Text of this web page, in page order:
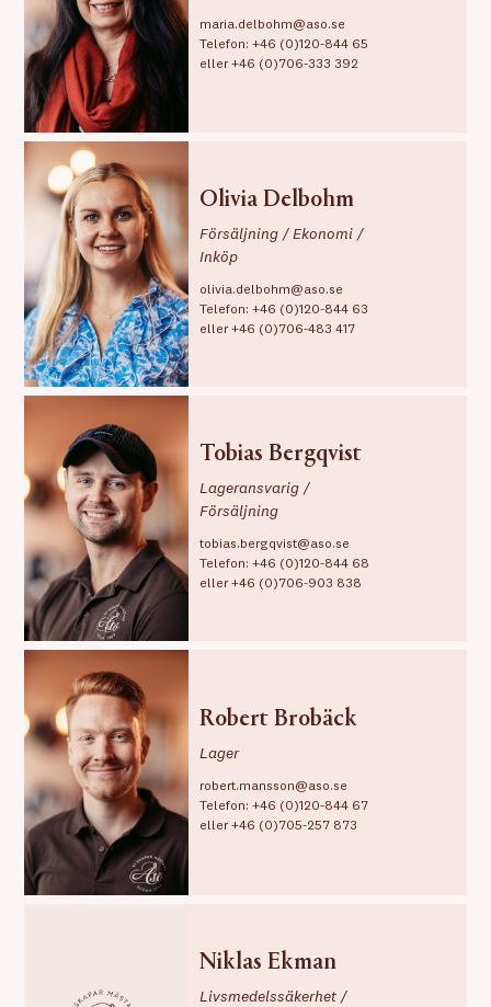
maria.delbohm@aso.se
Telefon:+46 (0)120-844 65
eller+46 (0)706-333 392
Olivia Delbohm
Försäljning / Ekonomi /
Inköp
olivia.delbohm@aso.se
Telefon:+46 (0)120-844 63
eller+46 (0)706-483 417
Tobias Bergqvist
Lageransvarig /
Försäljning
tobias.bergqvist@aso.se
Telefon:+46 (0)120-844 68
eller+46 (0)706-903 838
Robert Brobäck
Lager
robert.mansson@aso.se
Telefon:+46 (0)120-844 67
eller+46 (0)705-257 873
Niklas Ekman
Livsmedelssäkerhet /